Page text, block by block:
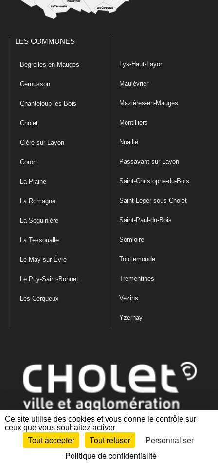
Ce site utilise des cookies et vous donne le contrôle sur
ceux que vous souhaitez activer
Tout accepter Tout refuser
Personnaliser
Politique de confidentialité
LES COMMUNES
Bégrolles-en-Mauges
Cernusson
Chanteloup-les-Bois
Cholet
Cléré-sur-Layon
Coron
La Plaine
La Romagne
La Séguinière
La Tessoualle
Le May-sur-Èvre
Le Puy-Saint-Bonnet
Les Cerqueux
Lys-Haut-Layon
Maulévrier
Mazières-en-Mauges
Montilliers
Nuaillé
Passavant-sur-Layon
Saint-Christophe-du-Bois
Saint-Léger-sous-Cholet
Saint-Paul-du-Bois
Somloire
Toutlemonde
Trémentines
Vezins
Yzernay
Mentions légales|Politique de confidentialité
des cookies |Plan du site Accessibilité : partiellement conforme